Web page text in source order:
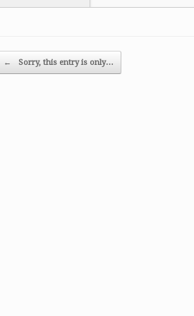
Post navigation
← Sorry, this entry is only…